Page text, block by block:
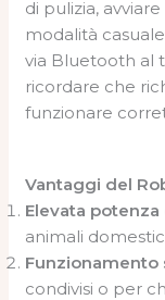
di pulizia,
modalità
via Bluetooth al
ricordare che
funzionare
Vantaggi del
Elevata potenza
animali
Funzionamento
condivisi o per